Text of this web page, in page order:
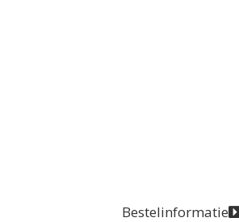
Bestelinformatie